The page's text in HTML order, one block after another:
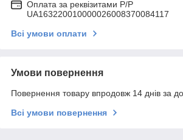
Оплата за реквізитами P/Р
UA163220010000026008370084117
Всі умови оплати
Умови повернення
Повернення товару впродовж 14 днів за
Всі умови повернення